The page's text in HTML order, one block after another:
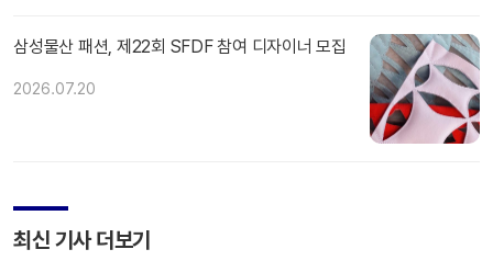
삼성물산 패션, 제22회 SFDF 참여 디자이너 모집
2026.07.20
최신 기사 더보기